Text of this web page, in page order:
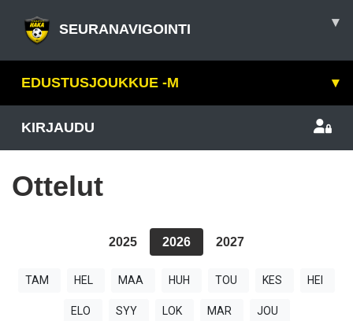
SEURANAVIGOINTI ▾
EDUSTUSJOUKKUE -M ▾
KIRJAUDU
Ottelut
2025 2026 2027
TAM HEL MAA HUH TOU KES HEI
ELO SYY LOK MAR JOU